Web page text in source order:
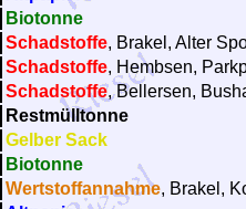
Biotonne
Schadstoffe, Brakel, Alter
Schadstoffe, Hembsen,
Schadstoffe, Bellersen,
Restmülltonne
Gelber Sack
Biotonne
Wertstoffannahme, Brakel,